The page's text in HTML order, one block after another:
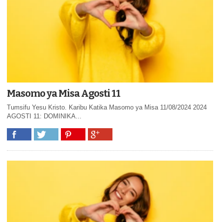
Masomo ya Misa Agosti 11
Tumsifu Yesu Kristo. Karibu Katika Masomo ya Misa 11/08/2024 2024
AGOSTI 11: DOMINIKA...